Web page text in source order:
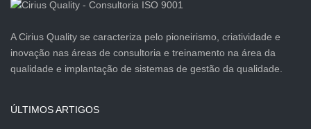
A Cirius Quality se caracteriza pelo pioneirismo, criatividade e
inovação nas áreas de consultoria e treinamento na área da
qualidade e implantação de sistemas de gestão da qualidade.
ÚLTIMOS ARTIGOS